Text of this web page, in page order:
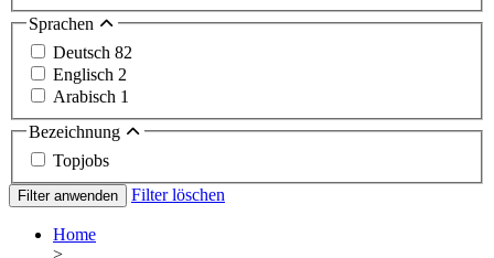
Sprachen
Deutsch 82
Englisch 2
Arabisch 1
Bezeichnung
Topjobs
Filter anwenden Filter löschen
Home
>